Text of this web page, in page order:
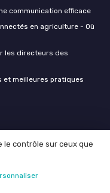
communication efficace
en agriculture - Où
les directeurs des
et meilleures pratiques
Evolution
par la DSI
pour piloter l’évolution
pour un SI orienté client
le contrôle sur ceux que